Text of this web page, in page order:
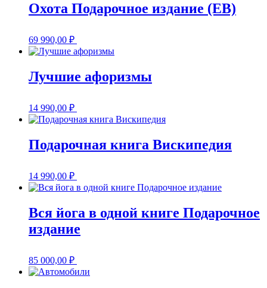
Охота Подарочное издание (EB)
69 990,00 ₽
Лучшие афоризмы
14 990,00 ₽
Подарочная книга Вискипедия
14 990,00 ₽
Вся йога в одной книге Подарочное
издание
85 000,00 ₽